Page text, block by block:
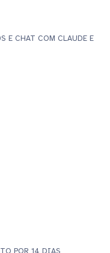
E CHAT COM CLAUDE E
POR 14 DIAS